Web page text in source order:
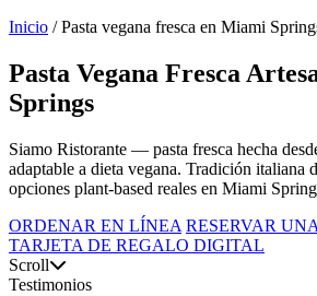
Inicio / Pasta vegana fresca en Miami
Pasta Vegana Fresca
Springs
Siamo Ristorante — pasta fresca hecha
adaptable a dieta vegana. Tradición italiana
opciones plant-based reales en Miami
ORDENAR EN LÍNEA RESERVAR
TARJETA DE REGALO DIGITAL
Scroll
Testimonios